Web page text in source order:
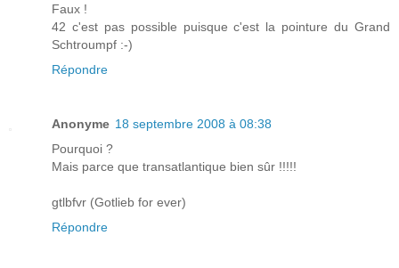
Faux !
42 c'est pas possible puisque c'est la pointure du Grand
Schtroumpf :-)
Répondre
Anonyme 18 septembre 2008 à 08:38
Pourquoi ?
Mais parce que transatlantique bien sûr !!!!!
gtlbfvr (Gotlieb for ever)
Répondre